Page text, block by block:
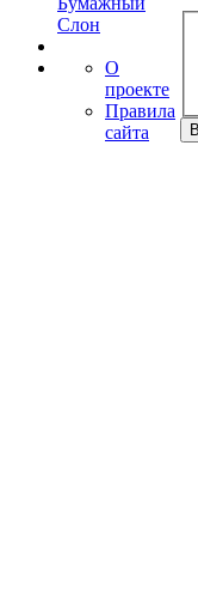
Слон
О
проекте
Правила
сайта